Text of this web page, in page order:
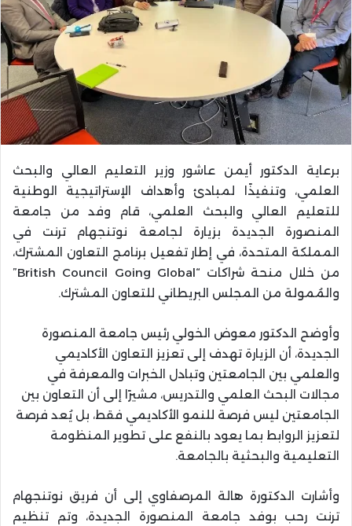
برعاية الدكتور أيمن عاشور وزير التعليم العالي والبحث
العلمي، وتنفيذًا لمبادئ وأهداف الإستراتيجية الوطنية
للتعليم العالي والبحث العلمي، قام وفد من جامعة
المنصورة الجديدة بزيارة لجامعة نوتنجهام ترنت في
المملكة المتحدة، في إطار تفعيل برنامج التعاون المشترك،
من خلال منحة شراكات “British Council Going Global”
والمُمولة من المجلس البريطاني للتعاون المشترك.
وأوضح الدكتور معوض الخولي رئيس جامعة المنصورة
الجديدة، أن الزيارة تهدف إلى تعزيز التعاون الأكاديمي
والعلمي بين الجامعتين وتبادل الخبرات والمعرفة في
مجالات البحث العلمي والتدريس، مشيرًا إلى أن التعاون بين
الجامعتين ليس فرصة للنمو الأكاديمي فقط، بل يُعد فرصة
لتعزيز الروابط بما يعود بالنفع على تطوير المنظومة
التعليمية والبحثية بالجامعة.
وأشارت الدكتورة هالة المرصفاوي إلى أن فريق نوتنجهام
ترنت رحب بوفد جامعة المنصورة الجديدة، وتم تنظيم